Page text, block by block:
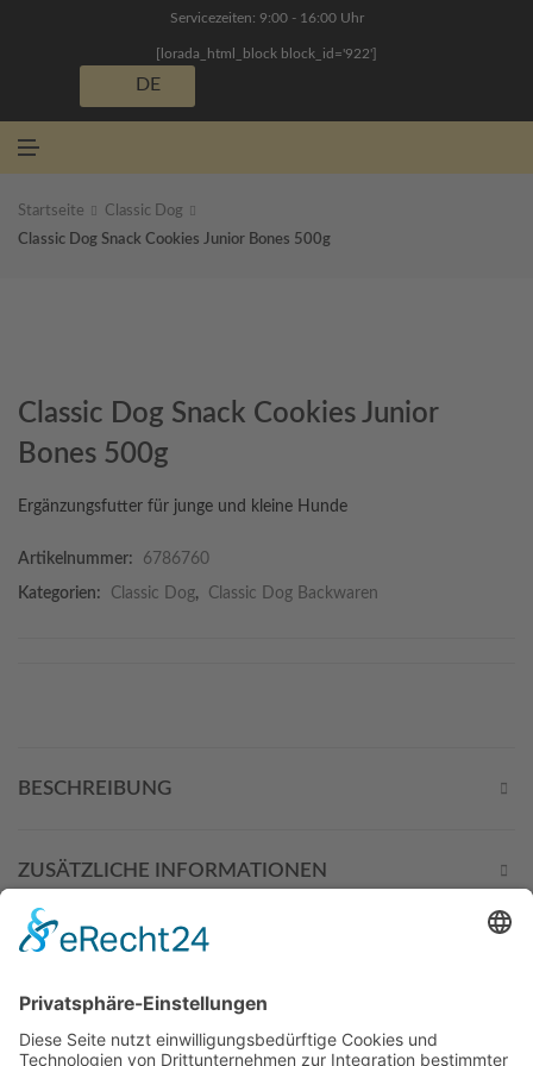
Servicezeiten: 9:00 - 16:00 Uhr
[lorada_html_block block_id='922']
DE
Startseite
Classic Dog
Classic Dog Snack Cookies Junior Bones 500g
Classic Dog Snack Cookies Junior
Bones 500g
Ergänzungsfutter für junge und kleine Hunde
Artikelnummer: 6786760
Kategorien: Classic Dog, Classic Dog Backwaren
BESCHREIBUNG
ZUSÄTZLICHE INFORMATIONEN
DIESE PRODUKTE KÖNNTEN
SIE AUCH INTERESSIEREN